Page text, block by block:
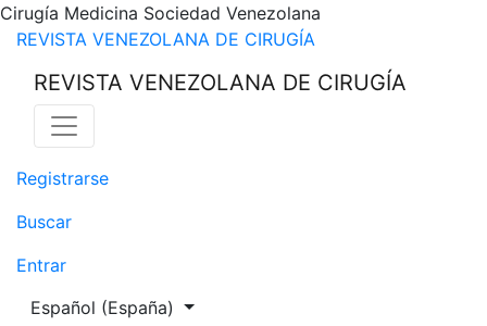
Cirugía Medicina Sociedad Venezolana
Enlaces de intéres
REVISTA VENEZOLANA DE CIRUGÍA
REVISTA VENEZOLANA DE CIRUGÍA
Registrarse
Buscar
Entrar
Cambiar el idioma. El actual es:
Español (España)